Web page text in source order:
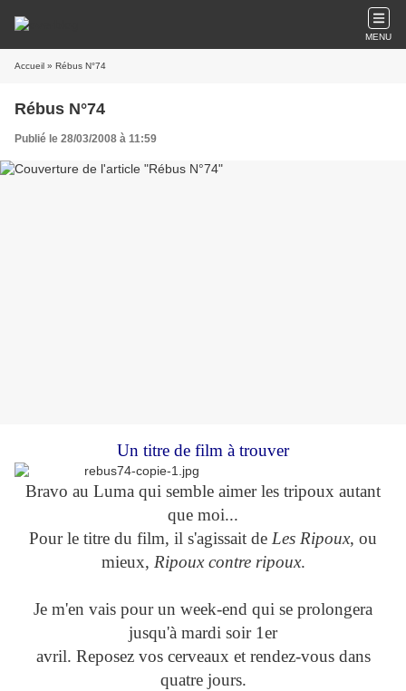
MENU
Accueil » Rébus N°74
Rébus N°74
Publié le 28/03/2008 à 11:59
Un titre de film à trouver
Bravo au Luma qui semble aimer les tripoux autant
que moi...
Pour le titre du film, il s'agissait de Les Ripoux, ou
mieux, Ripoux contre ripoux.
Je m'en vais pour un week-end qui se prolongera
jusqu'à mardi soir 1er
avril. Reposez vos cerveaux et rendez-vous dans
quatre jours.